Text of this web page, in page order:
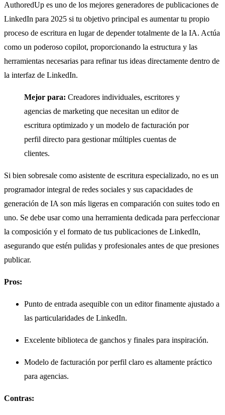
AuthoredUp es uno de los mejores generadores de publicaciones de
LinkedIn para 2025 si tu objetivo principal es aumentar tu propio
proceso de escritura en lugar de depender totalmente de la IA. Actúa
como un poderoso copilot, proporcionando la estructura y las
herramientas necesarias para refinar tus ideas directamente dentro de
la interfaz de LinkedIn.
Mejor para: Creadores individuales, escritores y
agencias de marketing que necesitan un editor de
escritura optimizado y un modelo de facturación por
perfil directo para gestionar múltiples cuentas de
clientes.
Si bien sobresale como asistente de escritura especializado, no es un
programador integral de redes sociales y sus capacidades de
generación de IA son más ligeras en comparación con suites todo en
uno. Se debe usar como una herramienta dedicada para perfeccionar
la composición y el formato de tus publicaciones de LinkedIn,
asegurando que estén pulidas y profesionales antes de que presiones
publicar.
Pros:
Punto de entrada asequible con un editor finamente ajustado a
las particularidades de LinkedIn.
Excelente biblioteca de ganchos y finales para inspiración.
Modelo de facturación por perfil claro es altamente práctico
para agencias.
Contras: